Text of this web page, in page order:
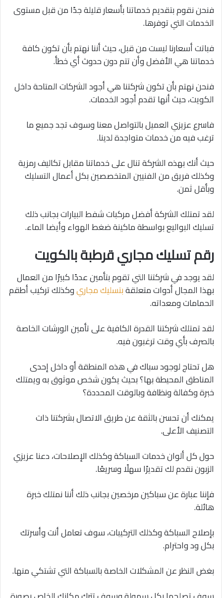
فنحن نقوم بتقديم خدماتنا بأسعار قليلة جدًا من قبل مستوى
الخدمات التي توفرها.
فباتت أسعارنا ليست من قبل، حيث أننا نهتم بأن تكون كافة
خدماتنا هي الأفضل وأن تتم دون حدوث أي خطأ.
فنحن نهتم بأن تكون شركتنا هي أجود الشركات المتاحة داخل
الكويت، حيث أنها تقدم أجود الخدمات.
فاسرع عزيزي العميل بالتواصل معنا وسوف تجد جميع ما
ترغب فيه من خدمات متواجدة لدينا.
حيث أنك بهذه الشركة تنال على خدماتنا مقابل تكاليف رمزية
وكذلك فريق من الفنيين المتخصصين بكل أعمال التسليك
وبأقل ثمن.
لقد تمتلك الشركة أفضل مركبات شفط البيارات بجانب ذلك
تسليك البواليع بواسطة ماكينة ضغط الهواء وأيضا الماء.
رقم تسليك مجاري قرطبة بالكويت
لقد يوجد في شركتنا التي تقوم بتأمين عددًا كبيرًا من العمال
بهذا المجال أدوات متعلقةبتسليك مجاريوكذلك تركيب أطقم
الحمامات ومعداته.
لقد تمتلك شركتنا القدرة الكافية على تأمين الورشات الخاصة
بالصرف بأي وقت ترغبون فيه.
هل تحتاج لوجود سباك في هذه المنطقة أو داخل إحدى
المناطق المحيطة بها؟ بحيث يكون شخص موثوق به ويمتلك
خبرة وكفالة ونظافة وبالوقت المحددة؟
يمكنك أن تحسن بالثقة عن طريق الاتصال بشركتنا ذات
التصنيف الأعلى.
حول كل ألوان خدمات السباكة وكذلك الإصلاحات، دعنا عزيزي
الزبون نقدم لك تقديرًا سهلًا وسريعًا.
فإننا عبارة عن سباكين مرخصين بجانب ذلك أننا نمتلك خبرة
هائلة.
بإصلاح السباكة وكذلك التركيبات، سوف تعامل أنت وأسرتك
بكل ود واحترام.
بغض النظر عن المشكلات الخاصة بالسباكة التي تشتكي منها.